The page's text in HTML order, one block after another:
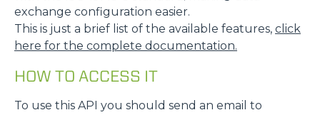
exchange configuration easier.
This is just a brief list of the available features, click
here for the complete documentation.
HOW TO ACCESS IT
To use this API you should send an email to